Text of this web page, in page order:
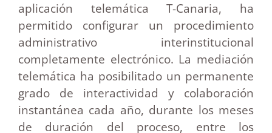
aplicación telemática T-Canaria, ha
permitido configurar un procedimiento
administrativo interinstitucional
completamente electrónico. La mediación
telemática ha posibilitado un permanente
grado de interactividad y colaboración
instantánea cada año, durante los meses
de duración del proceso, entre los